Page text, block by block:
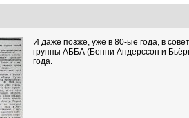
И даже позже, уже в 80-ые года, в
группы АББА (Бенни Андерссон и
года.